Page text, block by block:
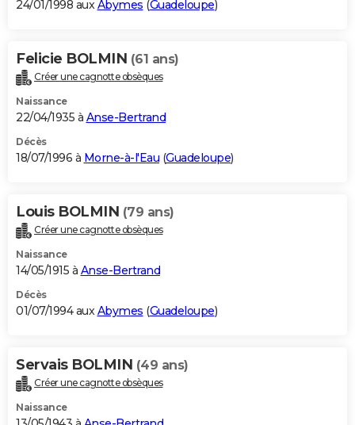
24/01/1998 auxAbymes (Guadeloupe)
Felicie BOLMIN (61 ans)
Créer une cagnotte obsèques
Naissance
22/04/1935 à Anse-Bertrand
Décès
18/07/1996 à Morne-à-l'Eau (Guadeloupe)
Louis BOLMIN (79 ans)
Créer une cagnotte obsèques
Naissance
14/05/1915 à Anse-Bertrand
Décès
01/07/1994 auxAbymes (Guadeloupe)
Servais BOLMIN (49 ans)
Créer une cagnotte obsèques
Naissance